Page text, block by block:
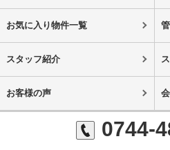
お気に入り物件一覧
スタッフ紹介
お客様の声
0744-